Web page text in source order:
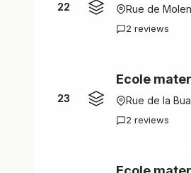
22 Rue de
2 reviews
23
Ecole
Rue de la
2 reviews